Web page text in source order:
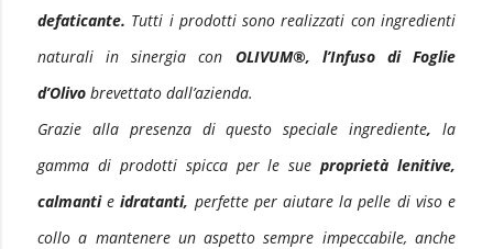
defaticante. Tutti i prodotti sono realizzati con ingredienti
naturali in sinergia con OLIVUM®, l’Infuso di Foglie
d’Olivo brevettato dall’azienda.
Grazie alla presenza di questo speciale ingrediente,la
gamma di prodotti spicca per le sueproprietà lenitive,
calmantie idratanti, perfette per aiutare la pelle di viso e
collo a mantenere un aspetto sempre impeccabile, anche